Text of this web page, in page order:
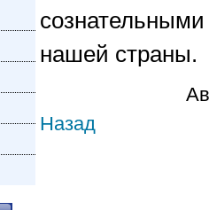
нашей страны.
Назад